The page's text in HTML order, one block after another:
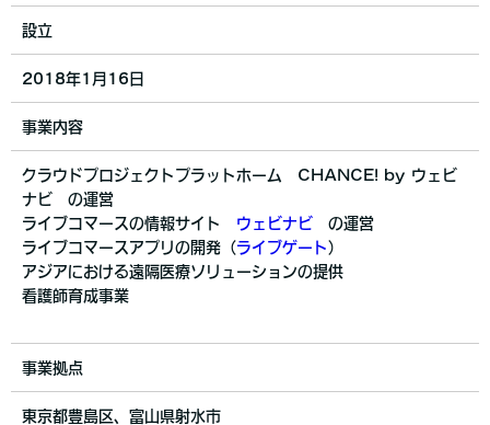
設立
2018年1月16日
事業内容
クラウドプロジェクトプラットホーム CHANCE! by ウェビ
ナビ の運営
ライブコマースの情報サイト ウェビナビ の運営
ライブコマースアプリの開発（ライブゲート ）
アジアにおける遠隔医療ソリューションの提供
看護師育成事業
事業拠点
東京都豊島区、富山県射水市